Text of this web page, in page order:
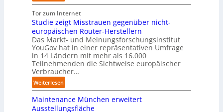
t
i
s
i
e
r
u
n
g
s
n
a
h
e
A
u
t
o
a
r
b
e
i
t
n
e
h
m
r
s
t
e
m
T
e
a
m
t
r
i
t
U
n
i
v
e
r
s
a
l
A
u
t
o
Tor zum Internet
Studie zeigt Misstrauen gegenüber nicht-
europäischen Router-Herstellern
Das Markt- und Meinungsforschungsinstitut
YouGov hat in einer repräsentativen Umfrage
in 14 Ländern mit mehr als 16.000
Teilnehmenden die Sichtweise europäischer
Verbraucher…
Weiterlesen:
S
t
u
Maintenance München erweitert
Ausstellungsfläche